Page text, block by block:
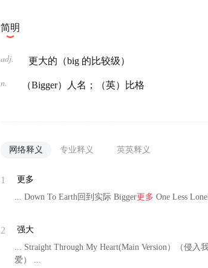
简明
adj. 更大的（big 的比较级）
n. （Bigger）人名；（英）比格
网络释义 专业释义 英英释义
1
更多
... Down To Earth回到实际 Bigger更多 One Less
2
强大
... Straight Through My Heart(Main Version）（侵入
爱） ...